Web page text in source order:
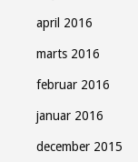
april 2016
marts 2016
februar 2016
januar 2016
december 2015